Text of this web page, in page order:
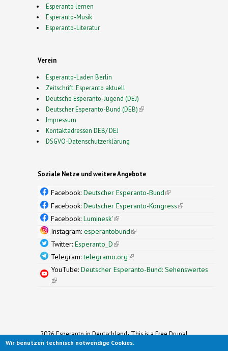
Esperanto lernen
Esperanto-Musik
Esperanto-Literatur
Verein
Esperanto-Laden Berlin
Zeitschrift: Esperanto aktuell
Deutsche Esperanto-Jugend (DEJ)
Deutscher Esperanto-Bund (DEB)(link is external)
Impressum
Kontaktadressen DEB/ DEJ
DSGVO-Datenschutzerklärung
Soziale Netze und weitere Angebote
Facebook: Deutscher Esperanto-Bund(link is
external)
Facebook: Deutscher Esperanto-Kongress(link is
Facebook: Luminesk'(link is external)
Instagram: esperantobund(link is external)
Twitter: Esperanto_D(link is external)
Telegram:telegramo.org(link is external)
YouTube: Deutscher Esperanto-Bund: Sehenswertes
(link is external)
2026 Esperanto in Deutschland- This is a Free Drupal
Theme
Wir benutzen technisch notwendige Cookies.